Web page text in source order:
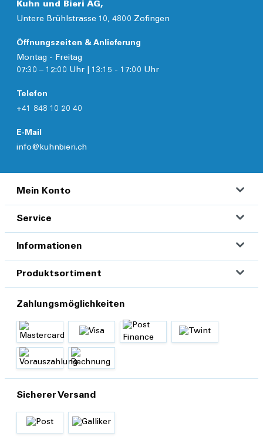
Kuhn und Bieri AG,
Untere Brühlstrasse 10, 4800 Zofingen
Öffnungszeiten & Anlieferung
Montag - Freitag
07:30 – 12:00 Uhr | 13:15 - 17:00 Uhr
Telefon
+41 848 10 20 40
E-Mail
info@kuhnbieri.ch
Mein Konto
Service
Informationen
Produktsortiment
Zahlungsmöglichkeiten
Sicherer Versand